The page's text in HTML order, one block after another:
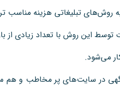
روش‌های تبلیغاتی هزینه مناسب
این روش با تعداد زیادی از
می‌شود.
آگهی در سایت‌های پر مخاطب و هم